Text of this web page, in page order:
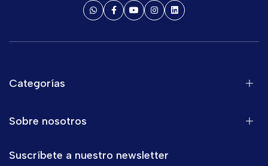
Categorías
Sobre nosotros
Suscríbete a nuestro newsletter